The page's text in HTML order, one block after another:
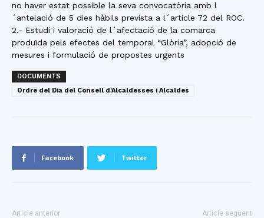
no haver estat possible la seva convocatòria amb l
´antelació de 5 dies hàbils prevista a l´article 72 del ROC.
2.- Estudi i valoració de l´afectació de la comarca
produïda pels efectes del temporal “Glòria”, adopció de
mesures i formulació de propostes urgents
DOCUMENTS
Ordre del Dia del Consell d'Alcaldesses i Alcaldes
Facebook Twitter
Article anterior Article següent